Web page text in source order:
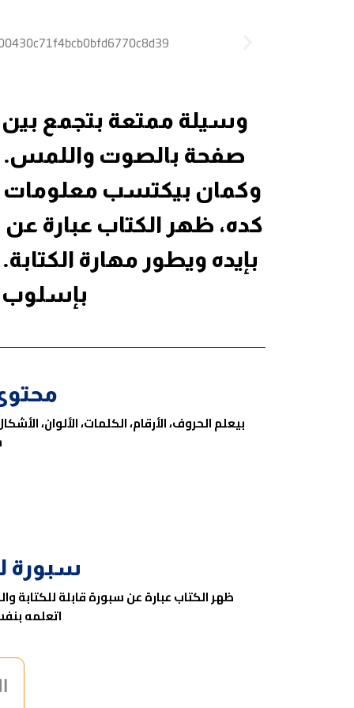
وسيلة ممتعة بتجمع
صفحة بالصوت واللمس.
وكمان بيكتسب معلومات
كده، ظهر الكتاب عبارة
بإيده ويطور مهارة
بإسلوب
بيعلم الحروف، الأرقام، الكلمات، الألوان،
سبورة
ظهر الكتاب عبارة عن سبورة قابلة للكتابة
اتعلمه